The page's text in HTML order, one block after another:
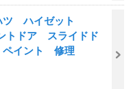
ツ ハイゼット
ドア スライドド
イント 修理